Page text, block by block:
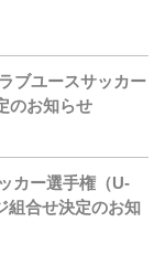
ブユースサッカー
のお知らせ
カー選手権（U-
合せ決定のお知